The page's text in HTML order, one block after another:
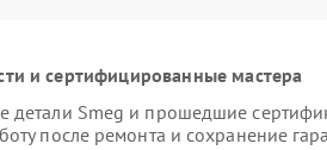
и сертифицированные мастера
детали Smeg и прошедшие
после ремонта и сохранение